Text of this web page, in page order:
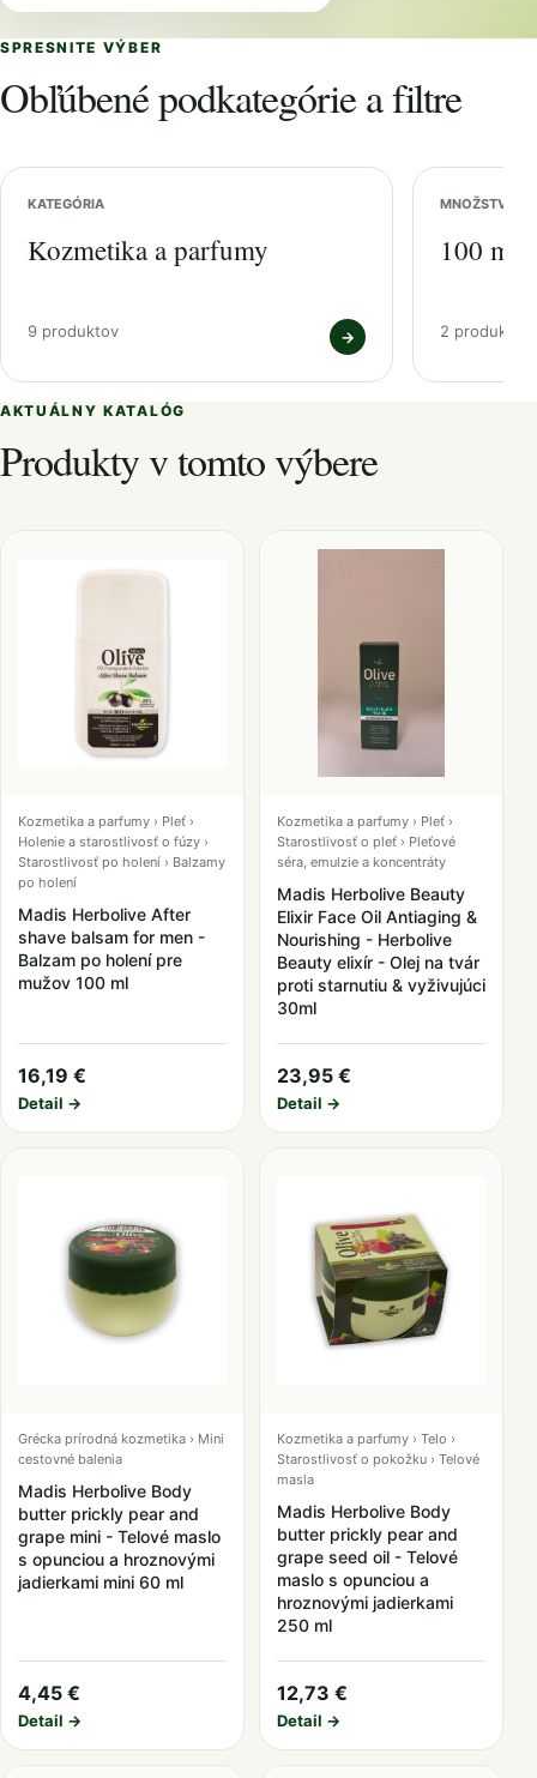
SPRESNITE VÝBER
Obľúbené podkategórie a filtre
KATEGÓRIA
Kozmetika a parfumy
9 produktov →
MNOŽSTVO
100 ml
2 produktov
AKTUÁLNY KATALÓG
Produkty v tomto výbere
Kozmetika a parfumy › Pleť ›
Holenie a starostlivosť o fúzy ›
Starostlivosť po holení › Balzamy
po holení
Madis Herbolive After
shave balsam for men -
Balzam po holení pre
mužov 100 ml
16,19 €
Detail →
Kozmetika a parfumy › Pleť ›
Starostlivosť o pleť › Pleťové
séra, emulzie a koncentráty
Madis Herbolive Beauty
Elixir Face Oil Antiaging &
Nourishing - Herbolive
Beauty elixír - Olej na tvár
proti starnutiu & vyživujúci
30ml
23,95 €
Detail →
Grécka prírodná kozmetika › Mini
cestovné balenia
Madis Herbolive Body
butter prickly pear and
grape mini - Telové maslo
s opunciou a hroznovými
jadierkami mini 60 ml
4,45 €
Detail →
Kozmetika a parfumy › Telo ›
Starostlivosť o pokožku › Telové
masla
Madis Herbolive Body
butter prickly pear and
grape seed oil - Telové
maslo s opunciou a
hroznovými jadierkami
250 ml
12,73 €
Detail →